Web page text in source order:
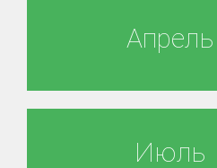
Апрель
Июль